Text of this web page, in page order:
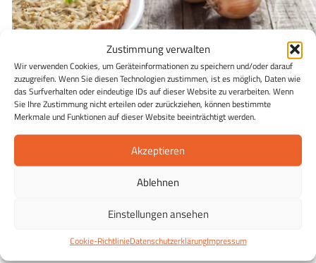
Zustimmung verwalten
Wir verwenden Cookies, um Geräteinformationen zu speichern und/oder darauf
zuzugreifen. Wenn Sie diesen Technologien zustimmen, ist es möglich, Daten wie
das Surfverhalten oder eindeutige IDs auf dieser Website zu verarbeiten. Wenn
Sie Ihre Zustimmung nicht erteilen oder zurückziehen, können bestimmte
Merkmale und Funktionen auf dieser Website beeinträchtigt werden.
Akzeptieren
Ablehnen
Einstellungen ansehen
Cookie-RichtlinieDatenschutzerklärungImpressum
Zwiebelkuchen
Zwiebeln haben nachweislich antibiotische Eigenschaften,